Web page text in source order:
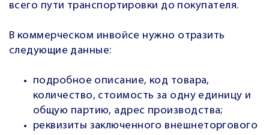
всего пути транспортировки до покупателя.
В коммерческом инвойсе нужно отразить
следующие данные:
подробное описание, код товара,
количество, стоимость за одну единицу и
общую партию, адрес производства;
реквизиты заключенного внешнеторгового